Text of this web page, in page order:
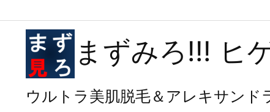
まずみろ!!! ヒ
ウルトラ美肌脱毛＆アレキサンド